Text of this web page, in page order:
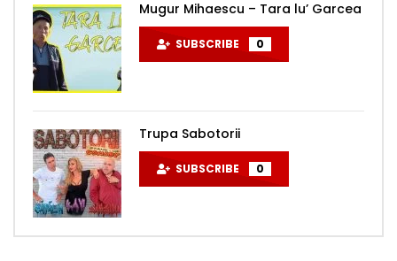
Mugur Mihaescu – Tara lu’ Garcea
SUBSCRIBE 0
Trupa Sabotorii
SUBSCRIBE 0